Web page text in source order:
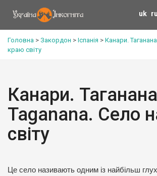
uk ru
Головна > Закордон > Іспанія > Канари.
краю світу
Канари. Таганана
Taganana. Село
світу
Це село називають одним із найбільш